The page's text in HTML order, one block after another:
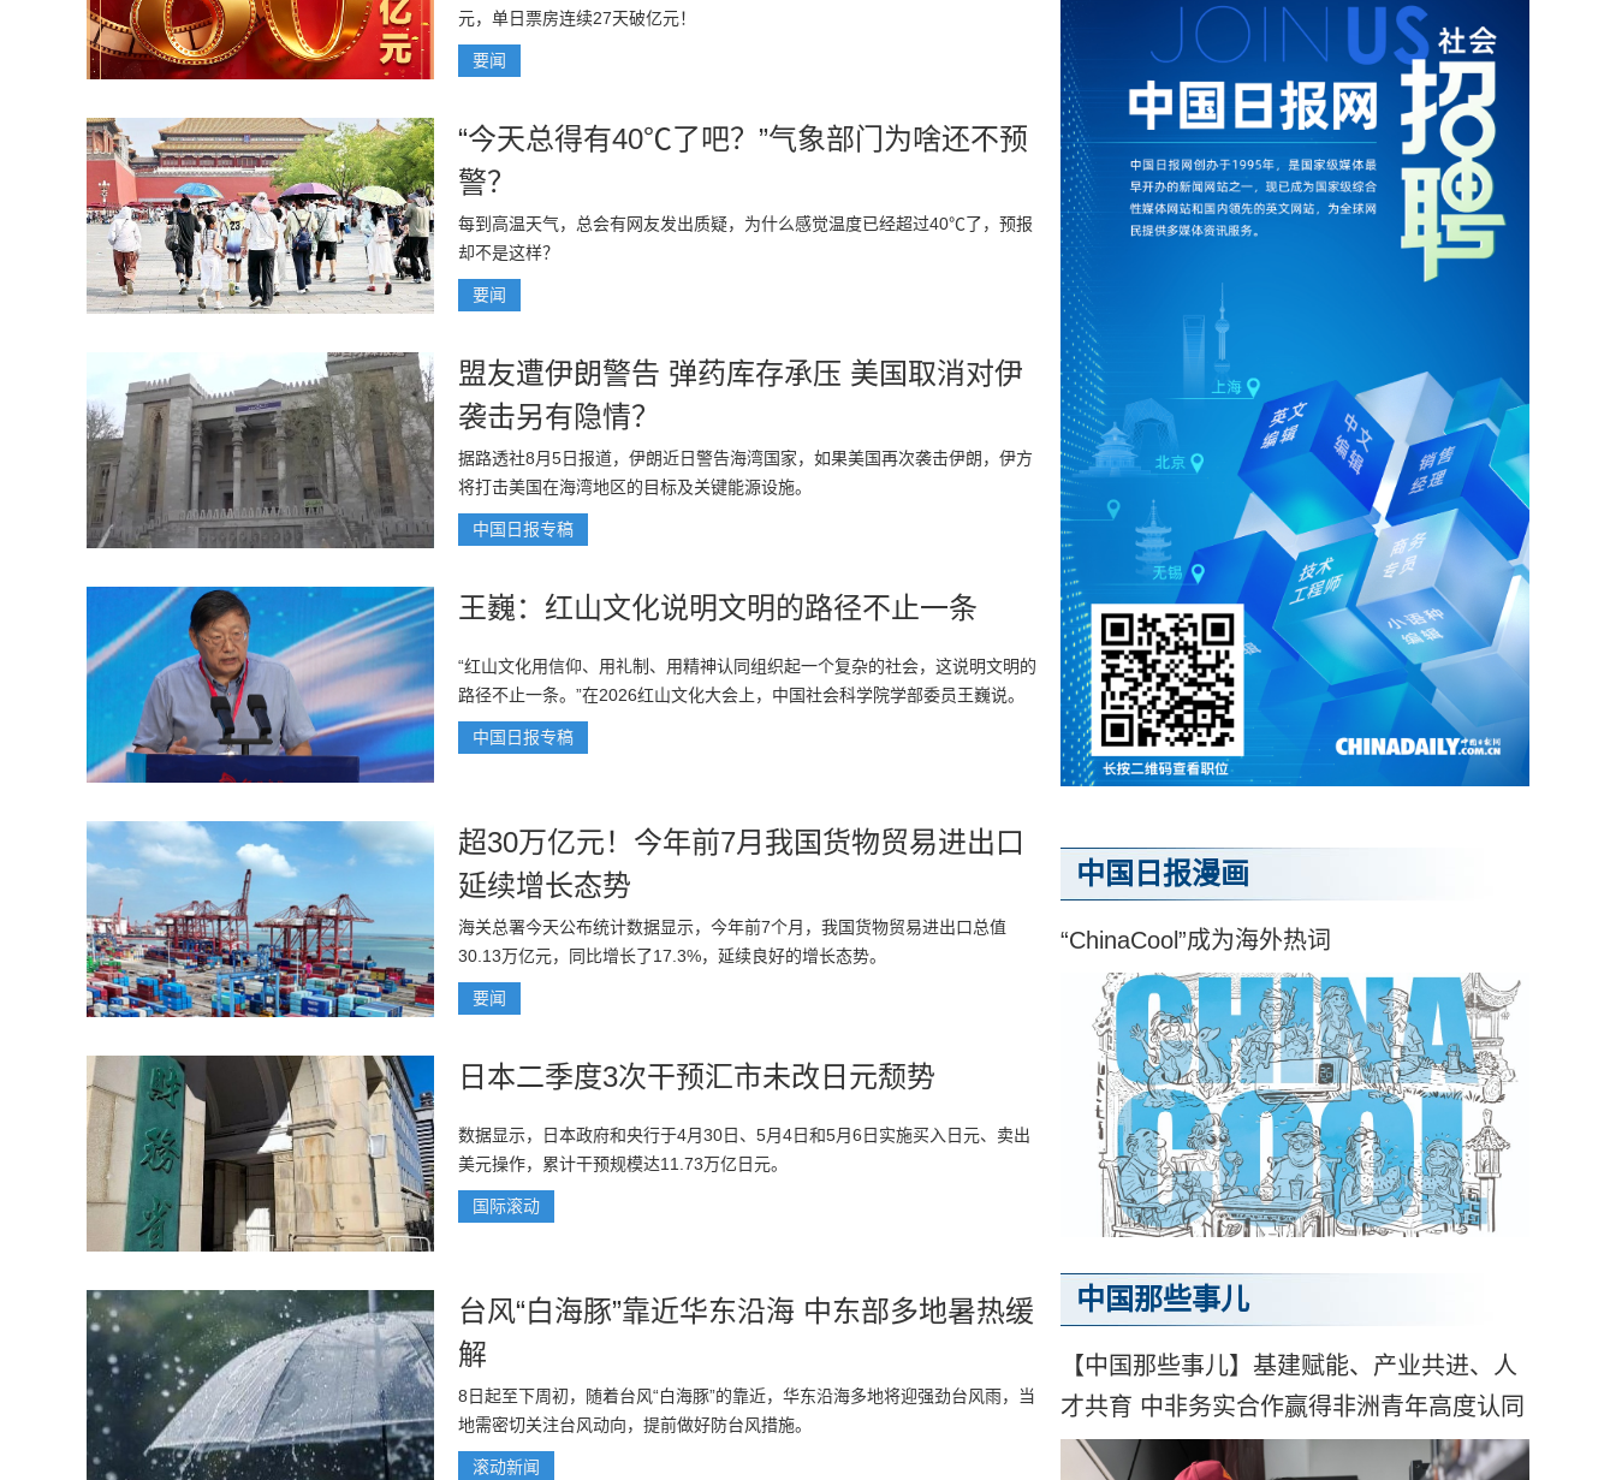
元，单日票房连续‌27天‌破亿元！
要闻
“今天总得有40℃了吧？”气象部门为啥还不预
警？
每到高温天气，总会有网友发出质疑，为什么感觉温度已经超过40℃了，预报
却不是这样？
要闻
盟友遭伊朗警告 弹药库存承压 美国取消对伊
袭击另有隐情？
据路透社8月5日报道，伊朗近日警告海湾国家，如果美国再次袭击伊朗，伊方
将打击美国在海湾地区的目标及关键能源设施。
中国日报专稿
王巍：红山文化说明文明的路径不止一条
“红山文化用信仰、用礼制、用精神认同组织起一个复杂的社会，这说明文明的
路径不止一条。”在2026红山文化大会上，中国社会科学院学部委员王巍说。
中国日报专稿
超30万亿元！今年前7月我国货物贸易进出口
延续增长态势
海关总署今天公布统计数据显示，今年前7个月，我国货物贸易进出口总值
30.13万亿元，同比增长了17.3%，延续良好的增长态势。
要闻
日本二季度3次干预汇市未改日元颓势
数据显示，日本政府和央行于4月30日、5月4日和5月6日实施买入日元、卖出
美元操作，累计干预规模达11.73万亿日元。
国际滚动
台风“白海豚”靠近华东沿海 中东部多地暑热缓
解
8日起至下周初，随着台风“白海豚”的靠近，华东沿海多地将迎强劲台风雨，当
地需密切关注台风动向，提前做好防台风措施。
滚动新闻
中国日报漫画
“ChinaCool”成为海外热词
中国那些事儿
【中国那些事儿】基建赋能、产业共进、人
才共育 中非务实合作赢得非洲青年高度认同